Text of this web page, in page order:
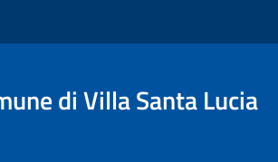
di Villa Santa Lucia